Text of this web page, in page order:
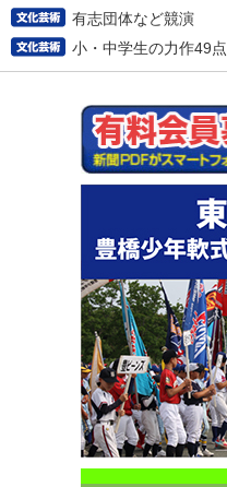
有志団体など競演
小・中学生の力作49点